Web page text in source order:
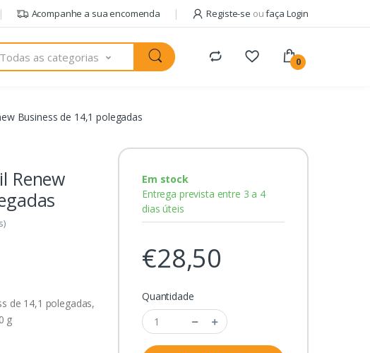
Acompanhe a sua encomenda Registe-se oufaça Login
Todas as categorias 0
Business de 14,1 polegadas
Renew
de 14,1 polegadas,
g
Em stock
Entrega prevista entre 3 a 4
dias úteis
€28,50
Quantidade